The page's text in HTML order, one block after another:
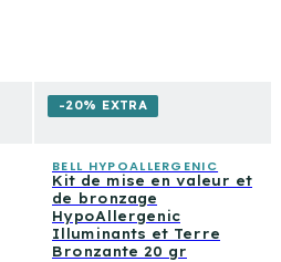
-20% EXTRA
BELL HYPOALLERGENIC
Kit de mise en valeur et
de bronzage
HypoAllergenic
Illuminants et Terre
Bronzante 20 gr